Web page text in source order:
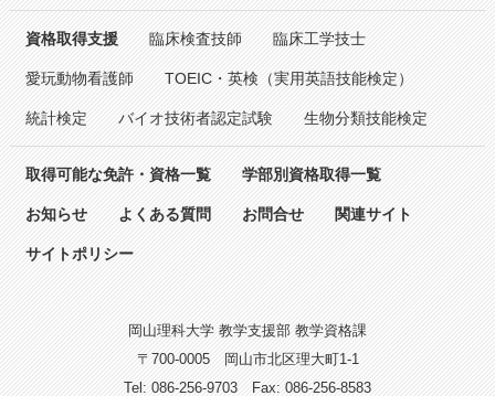
資格取得支援 臨床検査技師 臨床工学技士
愛玩動物看護師 TOEIC・英検（実用英語技能検定）
統計検定 バイオ技術者認定試験 生物分類技能検定
取得可能な免許・資格一覧 学部別資格取得一覧
お知らせ よくある質問 お問合せ 関連サイト
サイトポリシー
岡山理科大学 教学支援部 教学資格課
〒700-0005
岡山市北区理大町1-1
Tel: 086-256-9703
Fax: 086-256-8583